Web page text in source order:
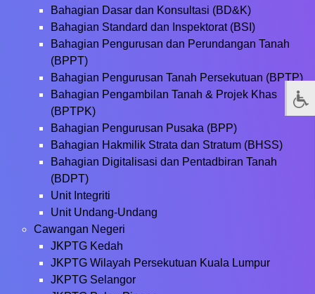
Bahagian Dasar dan Konsultasi (BD&K)
Bahagian Standard dan Inspektorat (BSI)
Bahagian Pengurusan dan Perundangan Tanah
(BPPT)
Bahagian Pengurusan Tanah Persekutuan (BPTP)
Bahagian Pengambilan Tanah & Projek Khas
(BPTPK)
Bahagian Pengurusan Pusaka (BPP)
Bahagian Hakmilik Strata dan Stratum (BHSS)
Bahagian Digitalisasi dan Pentadbiran Tanah
(BDPT)
Unit Integriti
Unit Undang-Undang
Cawangan Negeri
JKPTG Kedah
JKPTG Wilayah Persekutuan Kuala Lumpur
JKPTG Selangor